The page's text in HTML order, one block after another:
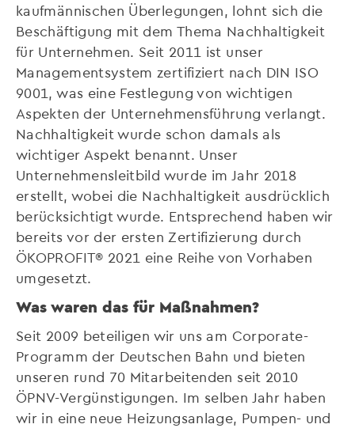
kaufmännischen Überlegungen, lohnt sich die
Beschäftigung mit dem Thema Nachhaltigkeit
für Unternehmen. Seit 2011 ist unser
Managementsystem zertifiziert nach DIN ISO
9001, was eine Festlegung von wichtigen
Aspekten der Unternehmensführung verlangt.
Nachhaltigkeit wurde schon damals als
wichtiger Aspekt benannt. Unser
Unternehmensleitbild wurde im Jahr 2018
erstellt, wobei die Nachhaltigkeit ausdrücklich
berücksichtigt wurde. Entsprechend haben wir
bereits vor der ersten Zertifizierung durch
ÖKOPROFIT® 2021 eine Reihe von Vorhaben
umgesetzt.
Was waren das für Maßnahmen?
Seit 2009 beteiligen wir uns am Corporate-
Programm der Deutschen Bahn und bieten
unseren rund 70 Mitarbeitenden seit 2010
ÖPNV-Vergünstigungen. Im selben Jahr haben
wir in eine neue Heizungsanlage, Pumpen- und